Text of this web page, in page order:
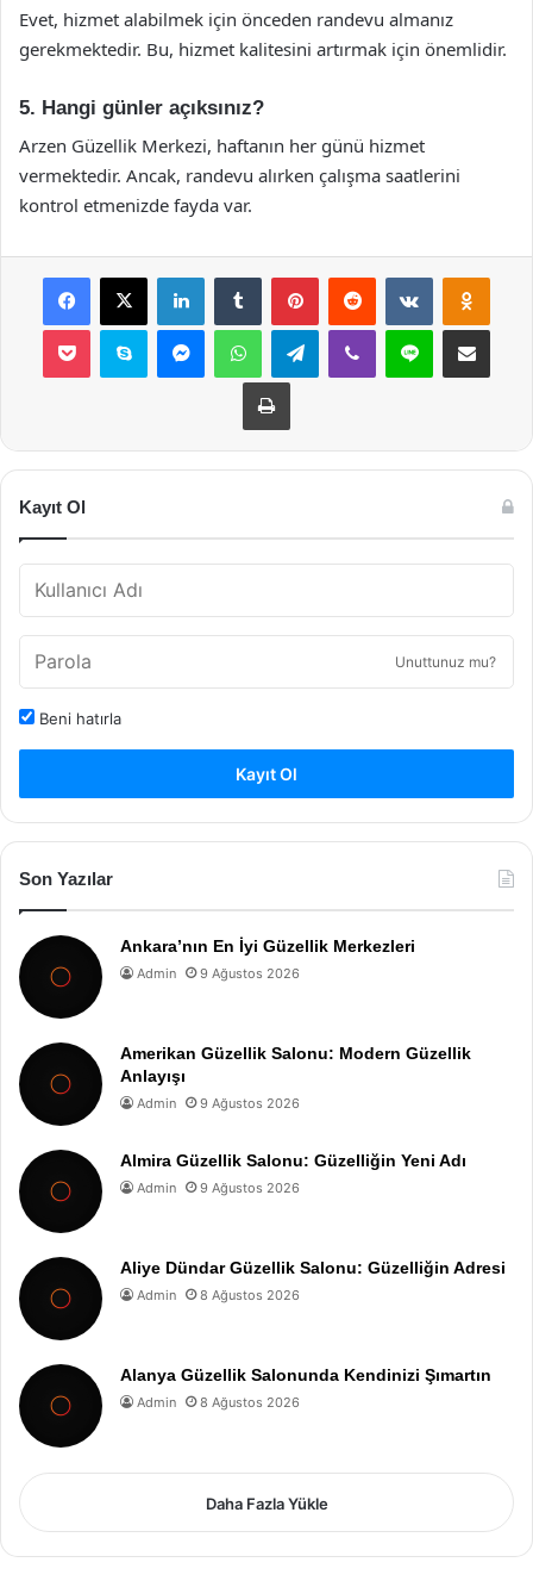
Evet, hizmet alabilmek için önceden randevu almanız
gerekmektedir. Bu, hizmet kalitesini artırmak için önemlidir.
5. Hangi günler açıksınız?
Arzen Güzellik Merkezi, haftanın her günü hizmet
vermektedir. Ancak, randevu alırken çalışma saatlerini
kontrol etmenizde fayda var.
Facebook
X LinkedInTumblr PinterestReddit VKontakte
Pocket Skype MessengerWhatsAppTelegramViber Line E-Posta ile
Yazdır
Kayıt Ol
Unuttunuz mu?
Beni hatırla
Kayıt Ol
Son Yazılar
Ankara’nın En İyi Güzellik Merkezleri
Admin 9 Ağustos 2026
Amerikan Güzellik Salonu: Modern Güzellik
Anlayışı
Admin 9 Ağustos 2026
Almira Güzellik Salonu: Güzelliğin Yeni Adı
Admin 9 Ağustos 2026
Aliye Dündar Güzellik Salonu: Güzelliğin Adresi
Admin 8 Ağustos 2026
Alanya Güzellik Salonunda Kendinizi Şımartın
Admin 8 Ağustos 2026
Daha Fazla Yükle